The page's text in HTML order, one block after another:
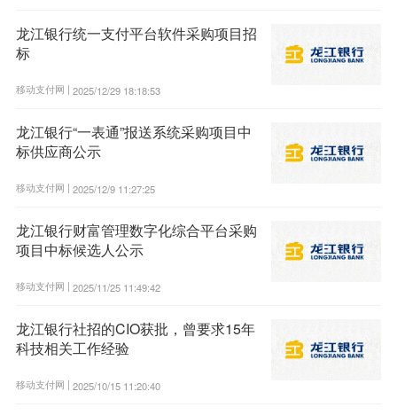
龙江银行统一支付平台软件采购项目招
标
移动支付网 | 2025/12/29 18:18:53
龙江银行“一表通”报送系统采购项目中
标供应商公示
移动支付网 | 2025/12/9 11:27:25
龙江银行财富管理数字化综合平台采购
项目中标候选人公示
移动支付网 | 2025/11/25 11:49:42
龙江银行社招的CIO获批，曾要求15年
科技相关工作经验
移动支付网 | 2025/10/15 11:20:40